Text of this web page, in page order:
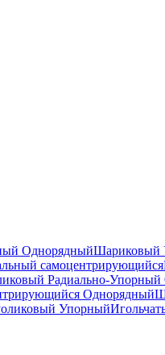
ОднорядныйШариковый
самоцентрирующийся
Радиально-
Однорядный
Упорный